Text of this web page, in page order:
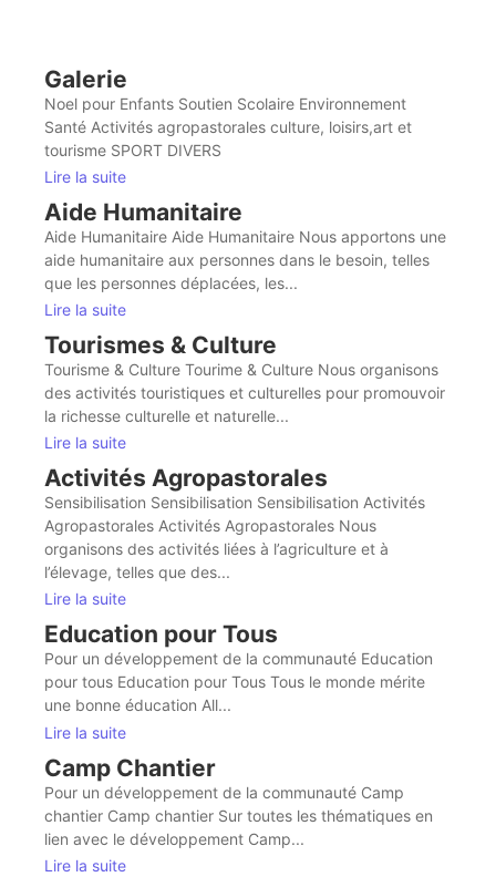
Galerie
Noel pour Enfants Soutien Scolaire Environnement
Santé Activités agropastorales culture, loisirs,art et
tourisme SPORT DIVERS
Lire la suite
Aide Humanitaire
Aide Humanitaire Aide Humanitaire Nous apportons une
aide humanitaire aux personnes dans le besoin, telles
que les personnes déplacées, les...
Lire la suite
Tourismes & Culture
Tourisme & Culture Tourime & Culture Nous organisons
des activités touristiques et culturelles pour promouvoir
la richesse culturelle et naturelle...
Lire la suite
Activités Agropastorales
Sensibilisation Sensibilisation Sensibilisation Activités
Agropastorales Activités Agropastorales Nous
organisons des activités liées à l’agriculture et à
l’élevage, telles que des...
Lire la suite
Education pour Tous
Pour un développement de la communauté Education
pour tous Education pour Tous Tous le monde mérite
une bonne éducation All...
Lire la suite
Camp Chantier
Pour un développement de la communauté Camp
chantier Camp chantier Sur toutes les thématiques en
lien avec le développement Camp...
Lire la suite